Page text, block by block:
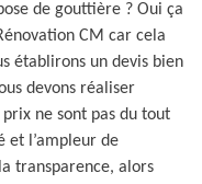
de gouttière ? Oui ça
CM car cela
établirons un devis bien
devons réaliser
ne sont pas du tout
et l’ampleur de
transparence, alors